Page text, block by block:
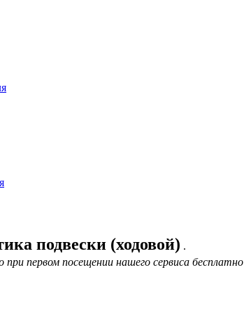
подвески (ходовой) .
первом посещении нашего сервиса бесплатно